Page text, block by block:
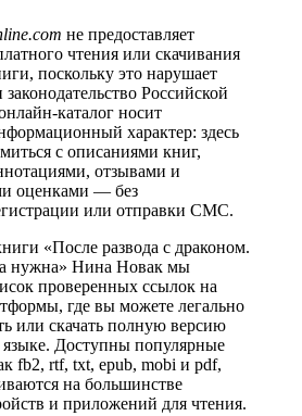
не предоставляет
чтения или скачивания
поскольку это нарушает
Российской
каталог носит
характер: здесь
с описаниями книг,
отзывами и
оценками — без
или отправки СМС.
«После развода с драконом.
нужна» Нина Новак мы
проверенных ссылок на
где вы можете легально
или скачать полную версию
Доступны популярные
fb2, rtf, txt, epub, mobi и pdf,
на большинстве
и приложений для чтения.